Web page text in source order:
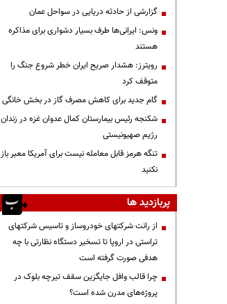
گزارشی از حادثه دریایی در سواحل عمان
ونس: ایرانی‌ها طرف بسیار دشواری برای مذاکره
هستند
رویترز: هشدار صریح ایران خطر شروع جنگ را
متوقف کرد
گام جدید برای کاهش مصرف گاز در بخش خانگی
شکنجه رئیس بیمارستان کمال عدوان غزه در زندان
رژیم صهیونیستی
تنگه هرمز قابل معامله نیست برای آمریکا معبر باز
نکنید
پربازدید ها
از رانت‌ شرکتهای خودروساز و تاسیس شرکتهای
تراستی در اروپا تا تسخیر دستگاه نظارتی با چه
هدفی صورت گرفته است
چرا قالب وافل جایگزین سقف تیرچه بلوک در
پروژه‌های مدرن شده است؟